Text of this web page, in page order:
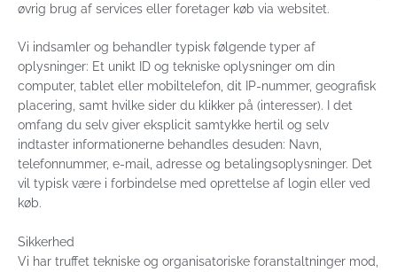
øvrig brug af services eller foretager køb via websitet.
Vi indsamler og behandler typisk følgende typer af
oplysninger: Et unikt ID og tekniske oplysninger om din
computer, tablet eller mobiltelefon, dit IP-nummer, geografisk
placering, samt hvilke sider du klikker på (interesser). I det
omfang du selv giver eksplicit samtykke hertil og selv
indtaster informationerne behandles desuden: Navn,
telefonnummer, e-mail, adresse og betalingsoplysninger. Det
vil typisk være i forbindelse med oprettelse af login eller ved
køb.
Sikkerhed
Vi har truffet tekniske og organisatoriske foranstaltninger mod,